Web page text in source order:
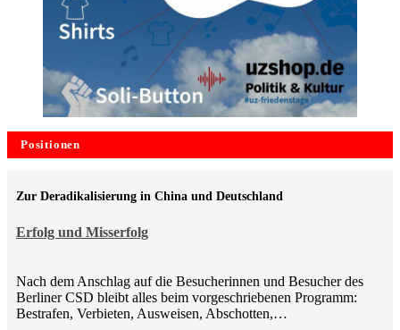
Positionen
Erfolg und Misserfolg
Zur Deradikalisierung in China und Deutschland
Nach dem Anschlag auf die Besucherinnen und Besucher des
Berliner CSD bleibt alles beim vorgeschriebenen Programm:
Bestrafen, Verbieten, Ausweisen, Abschotten,…